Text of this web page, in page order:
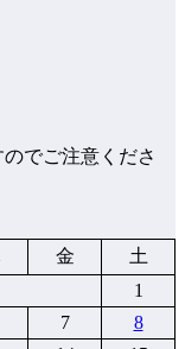
でご注意くださ
金
土
1
7
8